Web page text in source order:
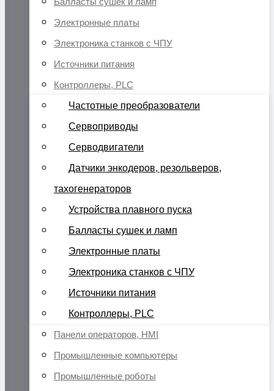
Электронные платы
Электроника станков с ЧПУ
Источники питания
Контроллеры, PLC
Частотные преобразователи
Сервоприводы
Серводвигатели
Датчики энкодеров, резольверов,
тахогенераторов
Устройства плавного пуска
Балласты сушек и ламп
Электронные платы
Электроника станков с ЧПУ
Источники питания
Контроллеры, PLC
Панели операторов, HMI
Промышленные компьютеры
Промышленные роботы